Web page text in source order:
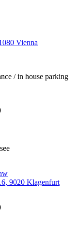
Vienna
/ in house parking
9020 Klagenfurt